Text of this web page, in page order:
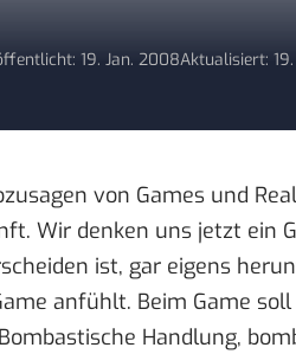
19. Jan. 2008Aktualisiert:
von Games und
Wir denken uns jetzt ein
ist, gar eigens
anfühlt. Beim Game
Handlung,